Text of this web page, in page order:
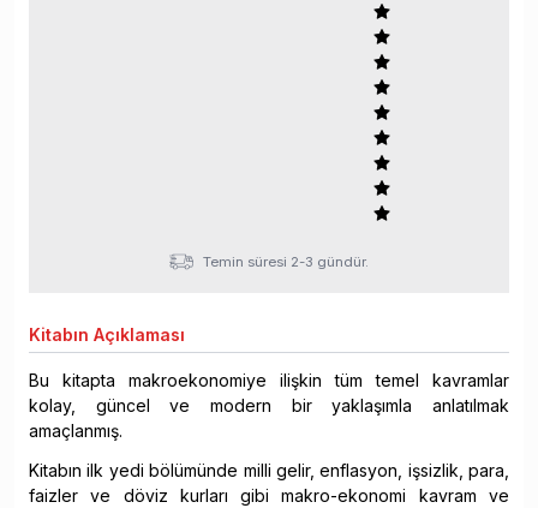
Temin süresi 2-3 gündür.
Kitabın Açıklaması
Bu kitapta makroekonomiye ilişkin tüm temel kavramlar
kolay, güncel ve modern bir yaklaşımla anlatılmak
amaçlanmış.
Kitabın ilk yedi bölümünde milli gelir, enflasyon, işsizlik, para,
faizler ve döviz kurları gibi makro-ekonomi kavram ve